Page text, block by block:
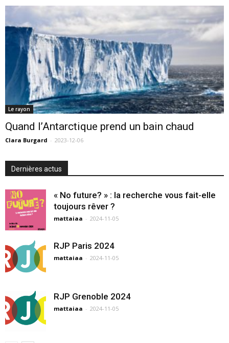
Le rayon
Quand l’Antarctique prend un bain chaud
Clara Burgard - 2023-12-06
Dernières actus
« No future? » : la recherche vous fait-elle
toujours rêver ?
mattaiaa - 2024-11-05
RJP Paris 2024
mattaiaa - 2024-11-05
RJP Grenoble 2024
mattaiaa - 2024-11-05